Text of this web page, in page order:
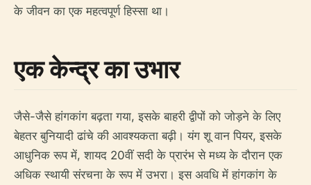
के जीवन का एक महत्वपूर्ण हिस्सा था।
एक केन्द्र का उभार
जैसे-जैसे हांगकांग बढ़ता गया, इसके बाहरी द्वीपों को जोड़ने के लिए
बेहतर बुनियादी ढांचे की आवश्यकता बढ़ी। यंग शू वान पियर, इसके
आधुनिक रूप में, शायद 20वीं सदी के प्रारंभ से मध्य के दौरान एक
अधिक स्थायी संरचना के रूप में उभरा। इस अवधि में हांगकांग के